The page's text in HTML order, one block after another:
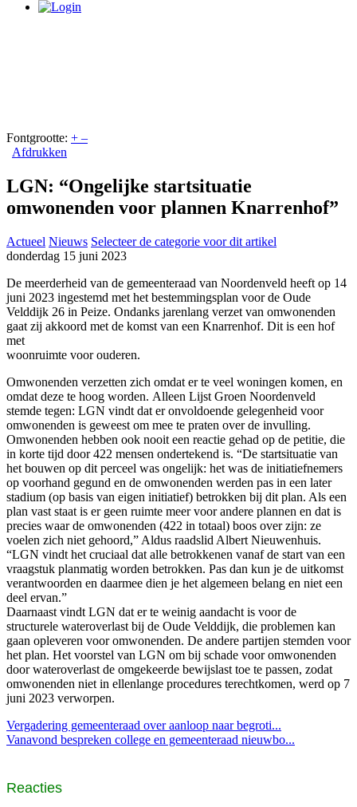
Fontgrootte: + –
Afdrukken
LGN: “Ongelijke startsituatie
omwonenden voor plannen Knarrenhof”
Actueel Nieuws Selecteer de categorie voor dit artikel
donderdag 15 juni 2023
De meerderheid van de gemeenteraad van Noordenveld heeft op 14
juni 2023 ingestemd met het bestemmingsplan voor de Oude
Velddijk 26 in Peize. Ondanks jarenlang verzet van omwonenden
gaat zij akkoord met de komst van een Knarrenhof. Dit is een hof
met
woonruimte voor ouderen.
Omwonenden verzetten zich omdat er te veel woningen komen, en
omdat deze te hoog worden. Alleen Lijst Groen Noordenveld
stemde tegen: LGN vindt dat er onvoldoende gelegenheid voor
omwonenden is geweest om mee te praten over de invulling.
Omwonenden hebben ook nooit een reactie gehad op de petitie, die
in korte tijd door 422 mensen ondertekend is. “De startsituatie van
het bouwen op dit perceel was ongelijk: het was de initiatiefnemers
op voorhand gegund en de omwonenden werden pas in een later
stadium (op basis van eigen initiatief) betrokken bij dit plan. Als een
plan vast staat is er geen ruimte meer voor andere plannen en dat is
precies waar de omwonenden (422 in totaal) boos over zijn: ze
voelen zich niet gehoord,” Aldus raadslid Albert Nieuwenhuis.
“LGN vindt het cruciaal dat alle betrokkenen vanaf de start van een
vraagstuk planmatig worden betrokken. Pas dan kun je de uitkomst
verantwoorden en daarmee dien je het algemeen belang en niet een
deel ervan.”
Daarnaast vindt LGN dat er te weinig aandacht is voor de
structurele wateroverlast bij de Oude Velddijk, die problemen kan
gaan opleveren voor omwonenden. De andere partijen stemden voor
het plan. Het voorstel van LGN om bij schade voor omwonenden
door wateroverlast de omgekeerde bewijslast toe te passen, zodat
omwonenden niet in ellenlange procedures terechtkomen, werd op 7
juni 2023 verworpen.
Vergadering gemeenteraad over aanloop naar begroti...
Vanavond bespreken college en gemeenteraad nieuwbo...
Reacties